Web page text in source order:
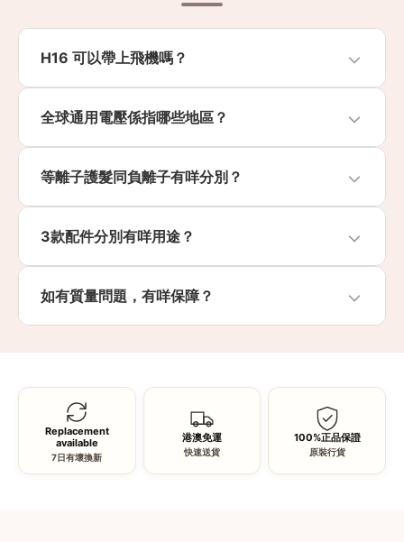
H16 可以帶上飛機嗎？
全球通用電壓係指哪些地區？
等離子護髮同負離子有咩分別？
3款配件分別有咩用途？
如有質量問題，有咩保障？
Replacement
available
7日有壞換新
港澳免運
快速送貨
100%正品保證
原裝行貨